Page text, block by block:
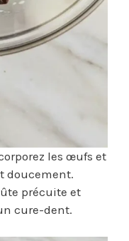
les œufs et
doucement.
précuite et
cure-dent.